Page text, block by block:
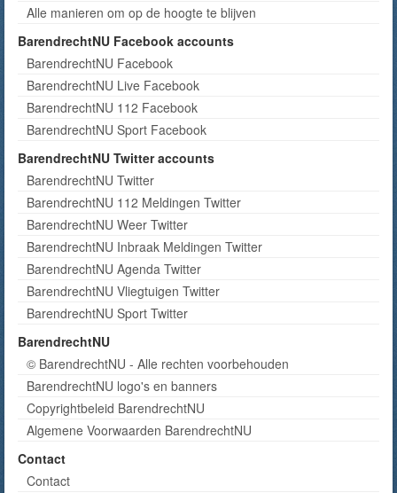
Alle manieren om op de hoogte te blijven
BarendrechtNU Facebook accounts
BarendrechtNU Facebook
BarendrechtNU Live Facebook
BarendrechtNU 112 Facebook
BarendrechtNU Sport Facebook
BarendrechtNU Twitter accounts
BarendrechtNU Twitter
BarendrechtNU 112 Meldingen Twitter
BarendrechtNU Weer Twitter
BarendrechtNU Inbraak Meldingen Twitter
BarendrechtNU Agenda Twitter
BarendrechtNU Vliegtuigen Twitter
BarendrechtNU Sport Twitter
BarendrechtNU
© BarendrechtNU - Alle rechten voorbehouden
BarendrechtNU logo's en banners
Copyrightbeleid BarendrechtNU
Algemene Voorwaarden BarendrechtNU
Contact
Contact